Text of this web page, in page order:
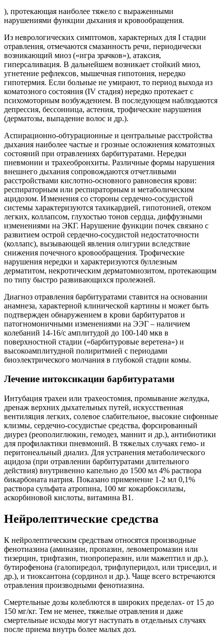
), протекающая наиболее тяжело с выраженными
нарушениями функции дыхания и кровообращения.
Из неврологических симптомов, характерных для I стадии
отравления, отмечаются смазанность речи, периодически
возникающий миоз («игра зрачков»), атаксия,
гиперсаливация. В дальнейшем возникает стойкий миоз,
угнетение рефлексов, мышечная гипотония, нередко
гипотермия. Если больные не умирают, то период выхода из
коматозного состояния (IV стадия) нередко протекает с
психомоторным возбуждением. В последующем наблюдаются
депрессия, бессонница, астения, трофические нарушения
(дерматозы, выпадение волос и др.).
Аспирационно-обтурационные и центральные расстройства
дыхания наиболее частые и грозные осложнения коматозных
состояний при отравлениях барбитуратами. Нередки
пневмонии и трахеобронхиты. Различные формы нарушения
внешнего дыхания сопровождаются отчетливыми
расстройствами кислотно-основного равновесия крови:
респираторным или респираторным и метаболическим
ацидозом. Изменения со стороны сердечно-сосудистой
системы характеризуются тахикардией, гипотонией, отеком
легких, коллапсом, глухостью тонов сердца, диффузными
изменениями на ЭКГ. Нарушение функции почек связано с
развитием острой сердечно-сосудистой недостаточности
(коллапс), вызывающей явления олигурии вследствие
снижения почечного кровообращения. Трофические
нарушения нередки и характеризуются буллезным
дерматитом, некротическим дерматомиозитом, протекающим
по типу быстро развивающихся пролежней.
Диагноз отравления барбитуратами ставится на основании
анамнеза, характерной клинической картины и может быть
подтвержден обнаружением в крови барбитуратов и
патогномоничными изменениями на ЭЭГ – наличием
колебаний 14-16/с амплитудой до 100-140 мкв в
поверхностной стадии («барбитуровые веретена») и
высокоамплитудной полиритмией с периодами
биоэлектрического молчания в глубокой стадии комы.
Лечение интоксикации барбитуратами
Интубация трахеи или трахеостомия, промывание желудка,
дренаж верхних дыхательных путей, искусственная
вентиляция легких, солевое слабительное, высокие сифонные
клизмы, сердечно-сосудистые средства, форсированный
диурез (реополиглюкин, гемодез, маннит и др.), антибиотики
для профилактики пневмоний. В тяжелых случаях гемо- и
перитонеальный диализ. Для устранения метаболического
ацидоза (при отравлении барбитуратами длительного
действия) внутривенно капельно до 1500 мл 4% раствора
бикарбоната натрия. Показано применение 1-2 мл 0,1%
раствора сульфата атропина, 100 мг кокарбоксилазы,
аскорбиновой кислоты, витамина B1.
Нейролептические средства
К нейролептическим средствам относятся производные
фенотиазина (аминазин, пропазин, левомепромазин или
тизерцин, трифтазин, тиопроперазин, или мажептил и др.),
бутирофенона (галопиредол, трифлуперидол, или триседил, и
др.), и тиоксантона (сординол и др.). Чаще всего встречаются
отравления производными фенотиазина.
Смертельные дозы колеблются в широких пределах- от 15 до
150 мг/кг. Тем не менее, тяжелые отравления и даже
смертельные исходы могут наступать в отдельных случаях
после приема внутрь более малых доз.